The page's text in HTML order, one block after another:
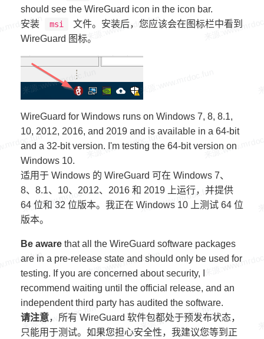
should see the WireGuard icon in the icon bar.
安装
msi
文件。安装后，您应该会在图标栏中看到
WireGuard 图标。
WireGuard for Windows runs on Windows 7, 8, 8.1,
10, 2012, 2016, and 2019 and is available in a 64-bit
and a 32-bit version. I'm testing the 64-bit version on
Windows 10.
适用于 Windows 的 WireGuard 可在 Windows 7、
8、8.1、10、2012、2016 和 2019 上运行，并提供
64 位和 32 位版本。我正在 Windows 10 上测试 64 位
版本。
Be aware that all the WireGuard software packages
are in a pre-release state and should only be used for
testing. If you are concerned about security, I
recommend waiting until the official release, and an
independent third party has audited the software.
请注意，所有 WireGuard 软件包都处于预发布状态，
只能用于测试。如果您担心安全性，我建议您等到正